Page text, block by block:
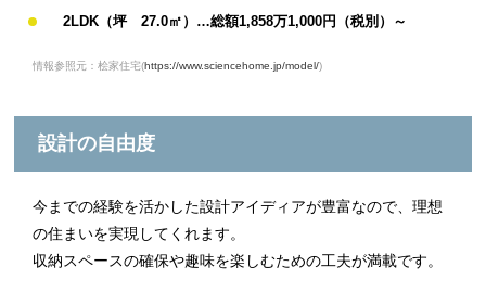
2LDK（坪 27.0㎡）…総額1,858万1,000円（税別）～
情報参照元：桧家住宅(https://www.sciencehome.jp/model/)
設計の自由度
今までの経験を活かした設計アイディアが豊富なので、理想
の住まいを実現してくれます。
収納スペースの確保や趣味を楽しむための工夫が満載です。